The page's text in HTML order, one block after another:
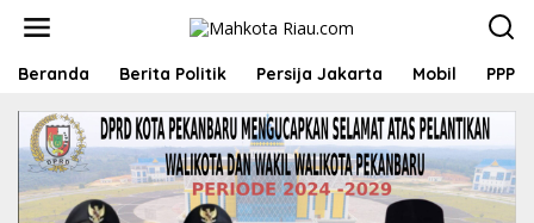
Beranda Berita Politik Persija Jakarta Mobil PPP